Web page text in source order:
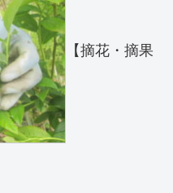
【摘花・摘果